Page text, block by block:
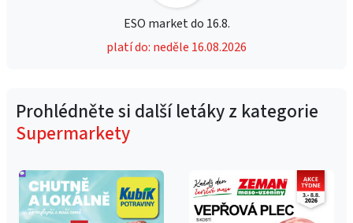
ESO market do 16.8.
platí do: neděle 16.08.2026
Prohlédněte si další letáky z kategorie
Supermarkety